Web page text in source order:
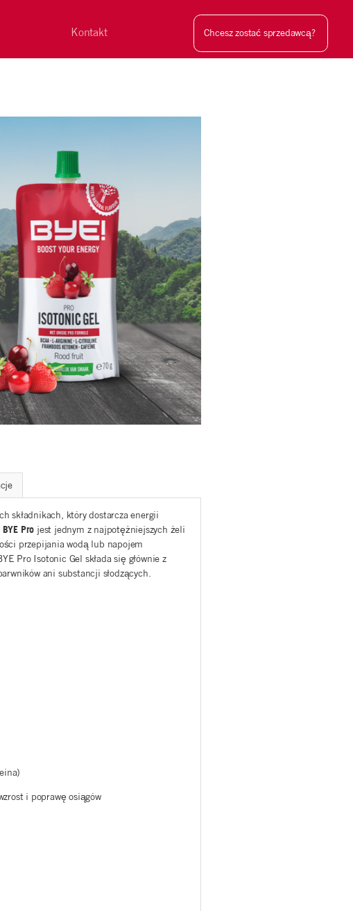
Kontakt
Szukaj
Chcesz zostać sprzedawcą?
składnikach, który dostarcza energii
Pro jest jednym z najpotężniejszych żeli
przepijania wodą lub napojem
Pro Isotonic Gel składa się głównie z
ani substancji słodzących.
i poprawę osiągów